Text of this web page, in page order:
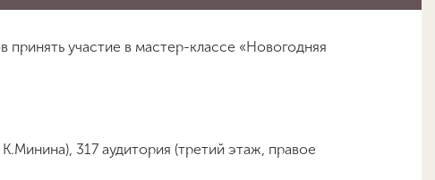
принять участие в мастер-классе «Новогодняя
317 аудитория (третий этаж, правое